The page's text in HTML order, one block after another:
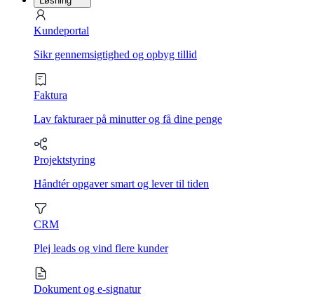
Kundeportal
Sikr gennemsigtighed og opbyg tillid
Faktura
Lav fakturaer på minutter og få dine penge
Projektstyring
Håndtér opgaver smart og lever til tiden
CRM
Plej leads og vind flere kunder
Dokument og e-signatur